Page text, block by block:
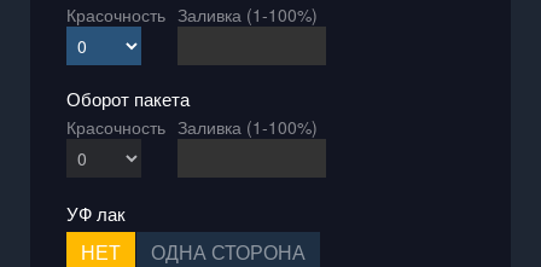
Красочность Заливка (1-100%)
Оборот пакета
Красочность Заливка (1-100%)
УФ лак
НЕТ
ОДНА СТОРОНА